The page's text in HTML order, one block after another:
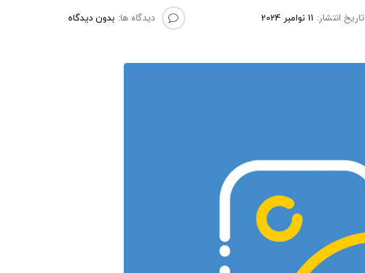
تاریخ انتشار: 11 نوامبر 2024 دیدگاه ها: بدون دیدگاه